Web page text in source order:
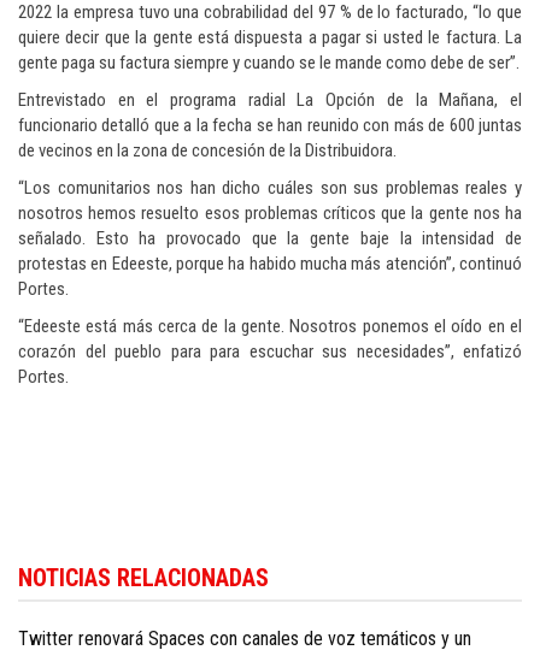
2022 la empresa tuvo una cobrabilidad del 97 % de lo facturado, “lo que
quiere decir que la gente está dispuesta a pagar si usted le factura. La
gente paga su factura siempre y cuando se le mande como debe de ser”.
Entrevistado en el programa radial La Opción de la Mañana, el
funcionario detalló que a la fecha se han reunido con más de 600 juntas
de vecinos en la zona de concesión de la Distribuidora.
“Los comunitarios nos han dicho cuáles son sus problemas reales y
nosotros hemos resuelto esos problemas críticos que la gente nos ha
señalado. Esto ha provocado que la gente baje la intensidad de
protestas en Edeeste, porque ha habido mucha más atención”, continuó
Portes.
“Edeeste está más cerca de la gente. Nosotros ponemos el oído en el
corazón del pueblo para para escuchar sus necesidades”, enfatizó
Portes.
business news in English.
NOTICIAS RELACIONADAS
Twitter renovará Spaces con canales de voz temáticos y un